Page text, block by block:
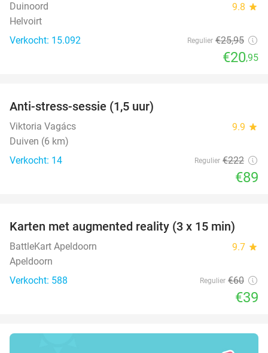
Duinoord 9.8 star
Helvoirt
Verkocht: 15.092
Regulier €25,95
€20,95
Anti-stress-sessie (1,5 uur)
Viktoria Vagács 9.9 star
Duiven (6 km)
Verkocht: 14
Regulier €222
€89
35%
Karten met augmented reality (3 x 15 min)
BattleKart Apeldoorn 9.7 star
Apeldoorn
Verkocht: 588
Regulier €60
€39